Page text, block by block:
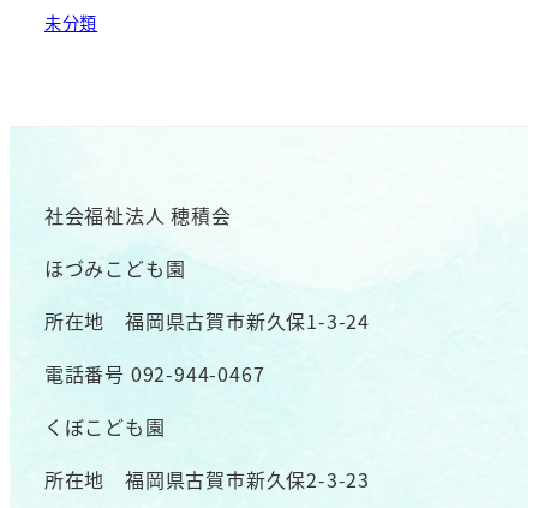
未分類
社会福祉法人 穂積会
ほづみこども園
所在地 福岡県古賀市新久保1-3-24
電話番号 092-944-0467
くぼこども園
所在地 福岡県古賀市新久保2-3-23